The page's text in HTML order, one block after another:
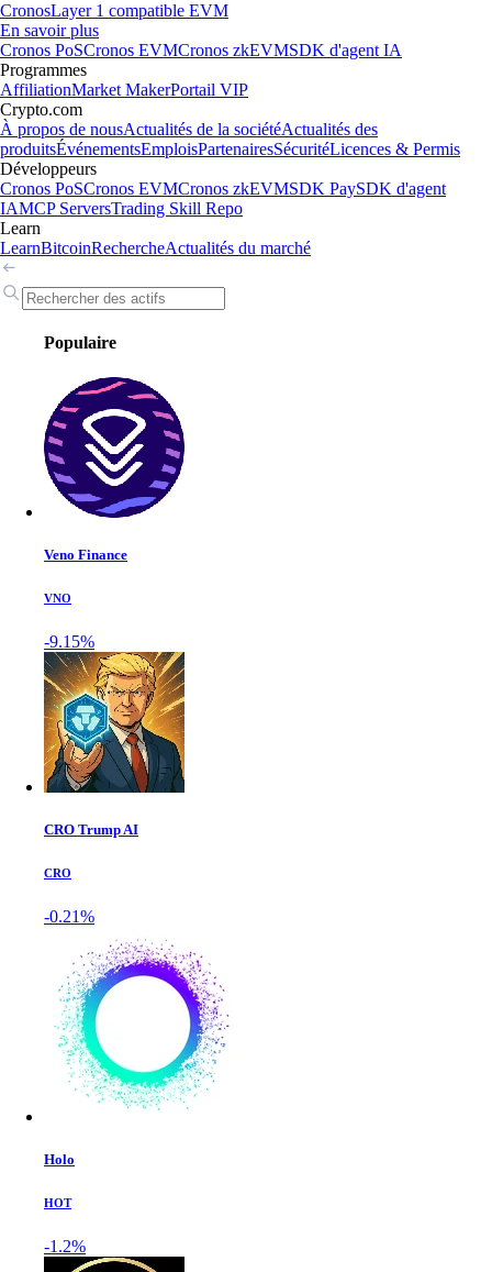
CronosLayer 1 compatible EVM
En savoir plus
Cronos PoSCronos EVMCronos zkEVMSDK d'agent IA
Programmes
AffiliationMarket MakerPortail VIP
Crypto.com
À propos de nousActualités de la sociétéActualités des
produitsÉvénementsEmploisPartenairesSécuritéLicences & Permis
Développeurs
Cronos PoSCronos EVMCronos zkEVMSDK PaySDK d'agent
IAMCP ServersTrading Skill Repo
Learn
LearnBitcoinRechercheActualités du marché
Populaire
Veno Finance
VNO
-9.15%
CRO Trump AI
CRO
-0.21%
Holo
HOT
-1.2%